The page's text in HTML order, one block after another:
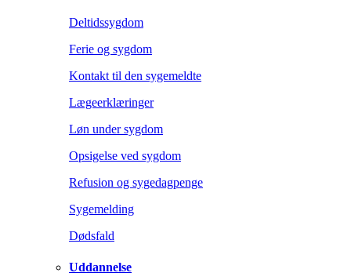
Deltidssygdom
Ferie og sygdom
Kontakt til den sygemeldte
Lægeerklæringer
Løn under sygdom
Opsigelse ved sygdom
Refusion og sygedagpenge
Sygemelding
Dødsfald
Uddannelse